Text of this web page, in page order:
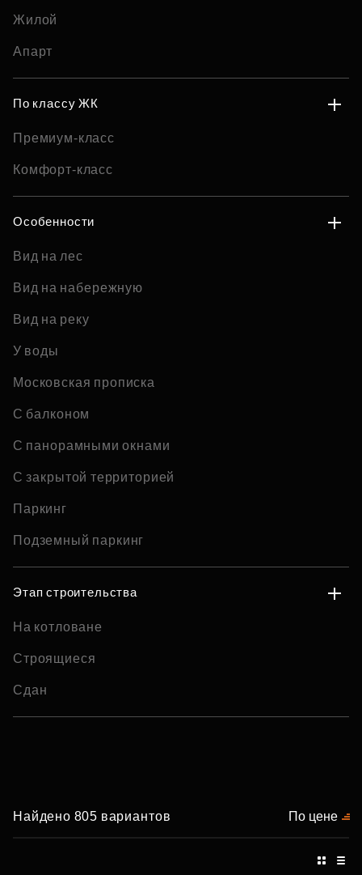
Жилой
Апарт
По классу ЖК
Премиум-класс
Комфорт-класс
Особенности
Вид на лес
Вид на набережную
Вид на реку
У воды
Московская прописка
С балконом
С панорамными окнами
С закрытой территорией
Паркинг
Подземный паркинг
Этап строительства
На котловане
Строящиеся
Сдан
Найдено 805 вариантов По цене